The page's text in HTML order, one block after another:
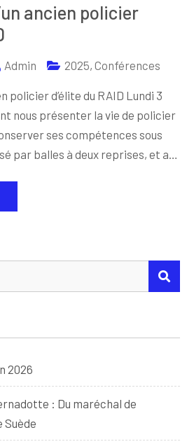
ancien policier
Admin 2025, Conférences
policier d’élite du RAID Lundi 3
nous présenter la vie de policier
ses compétences sous
par balles à deux reprises, et a…
2026
: Du maréchal de
Suède